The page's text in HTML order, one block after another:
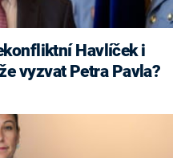
vyzvat Petra Pavla?